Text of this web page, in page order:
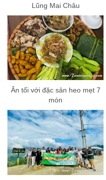
Lũng Mai Châu
Ăn tối với đặc sản heo mẹt 7
món